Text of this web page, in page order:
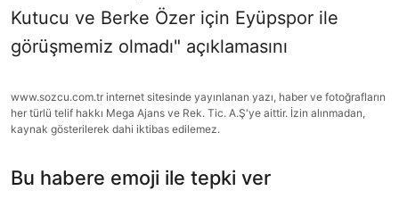
Kutucu ve Berke Özer için Eyüpspor ile
görüşmemiz olmadı" açıklamasını
www.sozcu.com.tr internet sitesinde yayınlanan yazı, haber ve fotoğrafların
her türlü telif hakkı Mega Ajans ve Rek. Tic. A.Ş'ye aittir. İzin alınmadan,
kaynak gösterilerek dahi iktibas edilemez.
Bu habere emoji ile tepki ver